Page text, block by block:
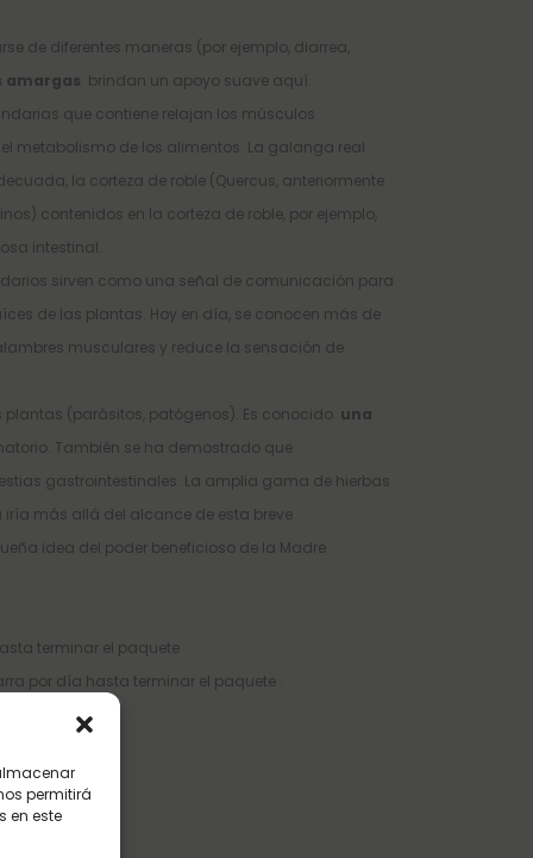
permitirá
en este
de diferentes maneras (por ejemplo, diarrea,
amargas brindan un apoyo suave aquí.
que contiene relajan los músculos
metabolismo de los alimentos. La galanga real
la corteza de roble (Quercus, anteriormente
contenidos en la corteza de roble, por ejemplo,
intestinal.
sirven como una señal de comunicación para
de las plantas. Hoy en día, se conocen más de
musculares y reduce la sensación de
(parásitos, patógenos). Es conocido una
También se ha demostrado que
gastrointestinales. La amplia gama de hierbas
más allá del alcance de esta breve
idea del poder beneficioso de la Madre
terminar el paquete
por día hasta terminar el paquete .